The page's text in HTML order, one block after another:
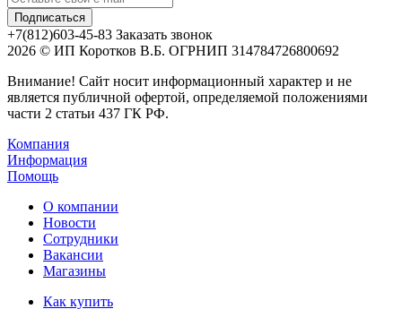
+7(812)603-45-83 Заказать звонок
2026 © ИП Коротков В.Б. ОГРНИП 314784726800692
Внимание! Сайт носит информационный характер и не
является публичной офертой, определяемой положениями
части 2 статьи 437 ГК РФ.
Компания
Информация
Помощь
О компании
Новости
Сотрудники
Вакансии
Магазины
Как купить